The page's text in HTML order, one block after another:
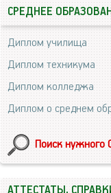
СРЕДНЕЕ
Диплом училища
Диплом техникума
Диплом колледжа
Диплом о среднем
Поиск нужного